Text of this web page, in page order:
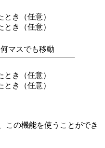
き（任意）
き（任意）
マスでも移動
き（任意）
き（任意）
この機能を使うことができ